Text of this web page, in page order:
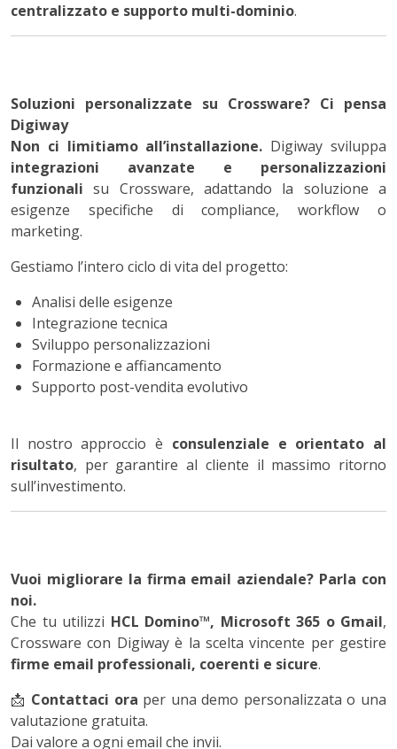
centralizzato e supporto multi-dominio.
Soluzioni personalizzate su Crossware? Ci pensa
Digiway
Non ci limitiamo all’installazione. Digiway sviluppa
integrazioni avanzate e personalizzazioni
funzionali su Crossware, adattando la soluzione a
esigenze specifiche di compliance, workflow o
marketing.
Gestiamo l’intero ciclo di vita del progetto:
Analisi delle esigenze
Integrazione tecnica
Sviluppo personalizzazioni
Formazione e affiancamento
Supporto post-vendita evolutivo
Il nostro approccio è consulenziale e orientato al
risultato, per garantire al cliente il massimo ritorno
sull’investimento.
Vuoi migliorare la firma email aziendale? Parla con
noi.
Che tu utilizzi HCL Domino™, Microsoft 365 o Gmail,
Crossware con Digiway è la scelta vincente per gestire
firme email professionali, coerenti e sicure.
📩 Contattaci ora per una demo personalizzata o una
valutazione gratuita.
Dai valore a ogni email che invii.